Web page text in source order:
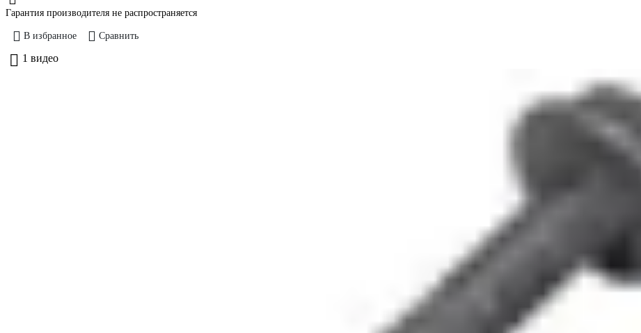
Гарантия производителя не распространяется
В избранное Сравнить
1 видео